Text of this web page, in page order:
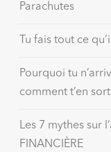
Parachutes
Tu fais tout ce
Pourquoi tu
comment t’en
Les 7 mythes sur
FINANCIÈRE